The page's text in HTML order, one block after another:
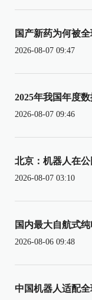
国产新药为何被
2026-08-07 09:47
2025年我国年度
2026-08-07 09:46
北京：机器人在公
2026-08-07 03:10
国内最大自航式
2026-08-06 09:48
中国机器人适配